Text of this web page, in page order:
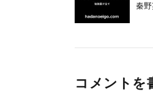
秦
コメントを